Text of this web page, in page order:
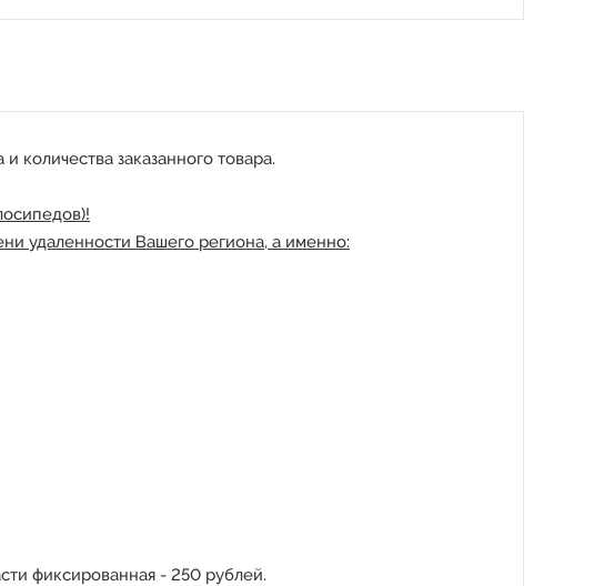
количества заказанного товара.
удаленности Вашего региона, а именно:
фиксированная - 250 рублей.